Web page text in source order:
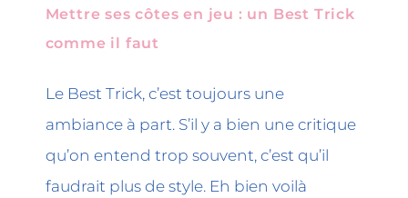
Mettre ses côtes en jeu : un Best Trick
comme il faut
Le Best Trick, c’est toujours une
ambiance à part. S’il y a bien une critique
qu’on entend trop souvent, c’est qu’il
faudrait plus de style. Eh bien voilà